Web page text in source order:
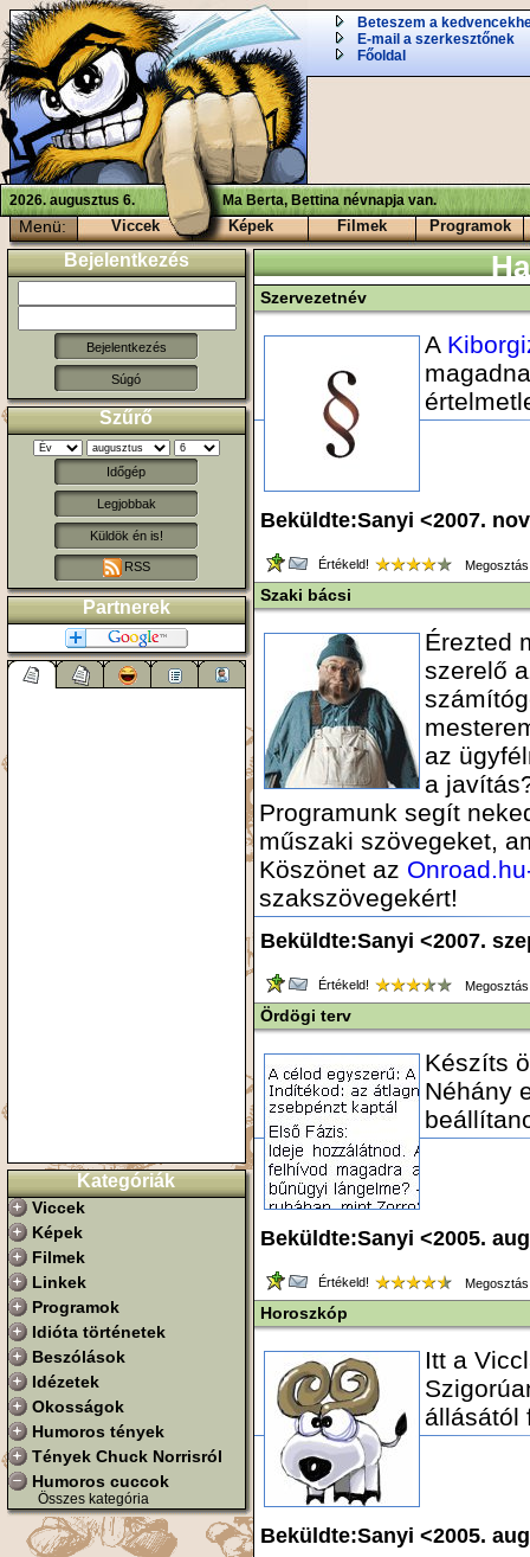
Beteszem a
E-mail a szerkesztőnek
Főoldal
2026. augusztus 6. Ma Berta, Bettina névnapja van.
Menü: Viccek Képek Filmek Programok
Bejelentkezés
Súgó
Szűrő
Időgép
Legjobbak
Küldök én is!
RSS
Partnerek
Kategóriák
Viccek
Képek
Filmek
Linkek
Programok
Idióta történetek
Beszólások
Idézetek
Okosságok
Humoros tények
Tények Chuck Norrisról
Humoros cuccok
Összes kategória
Szervezetnév
A
Beküldte:Sanyi <2007.
Értékeld!
Szaki bácsi
Érezted
szerelő
az
a
Programunk segít
műszaki szövegeket,
Köszönet az
szakszövegekért!
Beküldte:Sanyi <2007.
Értékeld!
Ördögi terv
Készíts
Néhány
Beküldte:Sanyi <2005.
Értékeld!
Horoszkóp
Itt a
állásától
Beküldte:Sanyi <2005.